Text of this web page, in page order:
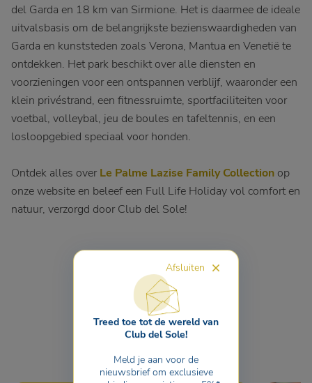
del Garda en 18 km van Sirmione. Het is daarmee de ideale
uitvalsbasis om de belangrijkste bezienswaardigheden van
Garda en kunststeden zoals Verona, Mantua en Venetië te
ontdekken. Het park beschikt over alle diensten en
voorzieningen voor een ontspannen verblijf, waaronder een
klein privéstrand, een fitnessruimte, sportfaciliteiten voor
voetbal, volleybal, jeu de boules en tafeltennis, en een
losloopgebied speciaal voor honden.
Ontdek alles over Le Palme Lazise Family Collection op
onze website en beleef een Full Life Holiday vol comfort en
natuur, verzorgd door Club del Sole!
Lees ook...
Afsluiten
Treed toe tot de wereld van
Club del Sole!
Meld je aan voor de
nieuwsbrief om exclusieve